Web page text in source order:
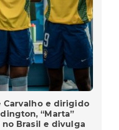
Carvalho e dirigido
“Marta”
Brasil e divulga